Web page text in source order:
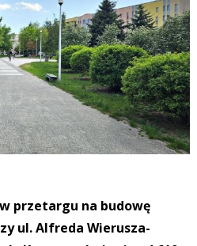
przetargu na budowę
ul. Alfreda Wierusza-